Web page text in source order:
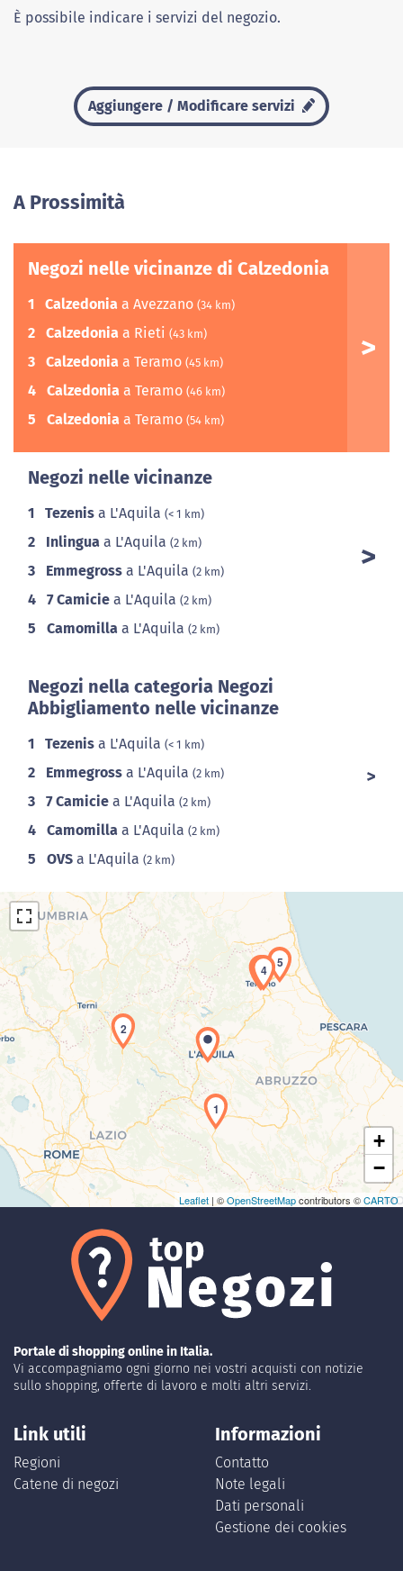
È possibile indicare i servizi del negozio.
Aggiungere / Modificare servizi
A Prossimità
Negozi nelle vicinanze di Calzedonia
1 Calzedonia a Avezzano (34 km)
2 Calzedonia a Rieti (43 km)
3 Calzedonia a Teramo (45 km)
4 Calzedonia a Teramo (46 km)
5 Calzedonia a Teramo (54 km)
Negozi nelle vicinanze
1 Tezenis a L'Aquila (< 1 km)
2 Inlingua a L'Aquila (2 km)
3 Emmegross a L'Aquila (2 km)
4 7 Camicie a L'Aquila (2 km)
5 Camomilla a L'Aquila (2 km)
Negozi nella categoria Negozi
Abbigliamento nelle vicinanze
1 Tezenis a L'Aquila (< 1 km)
2 Emmegross a L'Aquila (2 km)
3 7 Camicie a L'Aquila (2 km)
4 Camomilla a L'Aquila (2 km)
5 OVS a L'Aquila (2 km)
Caricamento della carta in corso...
1
2
34 5
+
−
Leaflet | ©OpenStreetMapcontributors ©CARTO
Portale di shopping online in Italia.
Vi accompagniamo ogni giorno nei vostri acquisti con notizie
sullo shopping, offerte di lavoro e molti altri servizi.
Link utili
Regioni
Catene di negozi
Informazioni
Contatto
Note legali
Dati personali
Gestione dei cookies